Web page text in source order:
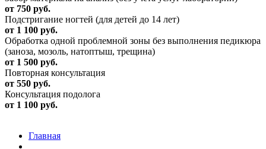
от 750 руб.
Подстригание ногтей (для детей до 14 лет)
от 1 100 руб.
Обработка одной проблемной зоны без выполнения педикюра
(заноза, мозоль, натоптыш, трещина)
от 1 500 руб.
Повторная консультация
от 550 руб.
Консультация подолога
от 1 100 руб.
Главная